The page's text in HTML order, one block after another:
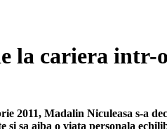
la cariera intr-
2011, Madalin Niculeasa s-a
si sa aiba o viata personala